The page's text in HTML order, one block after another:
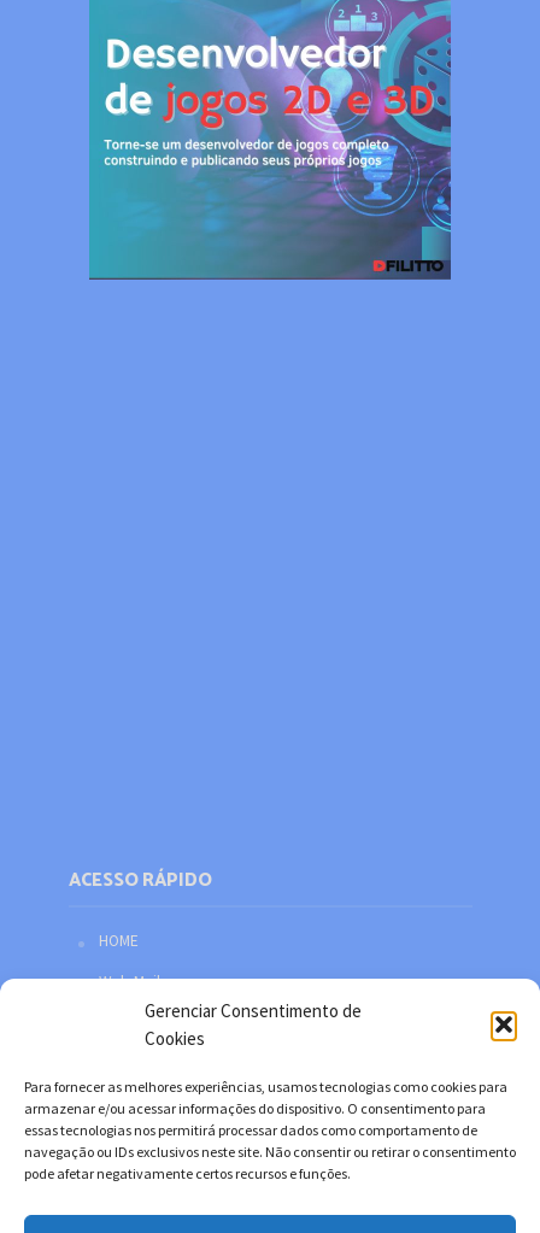
Gerenciar Consentimento de
Cookies
Para fornecer as melhores experiências, usamos tecnologias como cookies para
armazenar e/ou acessar informações do dispositivo. O consentimento para
essas tecnologias nos permitirá processar dados como comportamento de
navegação ou IDs exclusivos neste site. Não consentir ou retirar o consentimento
pode afetar negativamente certos recursos e funções.
ACESSO RÁPIDO
HOME
Web Mail
Política de privacidade
Facebook
Twitter
YouTube
Instagram